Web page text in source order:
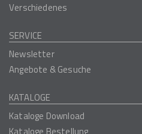
Verschiedenes
SERVICE
Newsletter
Angebote & Gesuche
KATALOGE
Kataloge Download